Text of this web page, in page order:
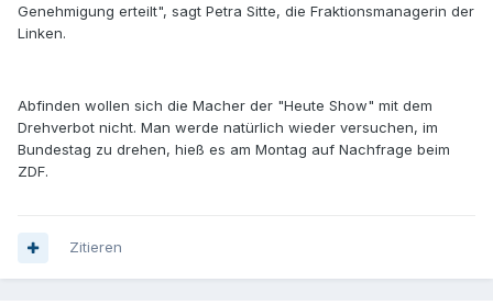
Genehmigung erteilt", sagt Petra Sitte, die Fraktionsmanagerin der
Linken.
Abfinden wollen sich die Macher der "Heute Show" mit dem
Drehverbot nicht. Man werde natürlich wieder versuchen, im
Bundestag zu drehen, hieß es am Montag auf Nachfrage beim
ZDF.
Zitieren